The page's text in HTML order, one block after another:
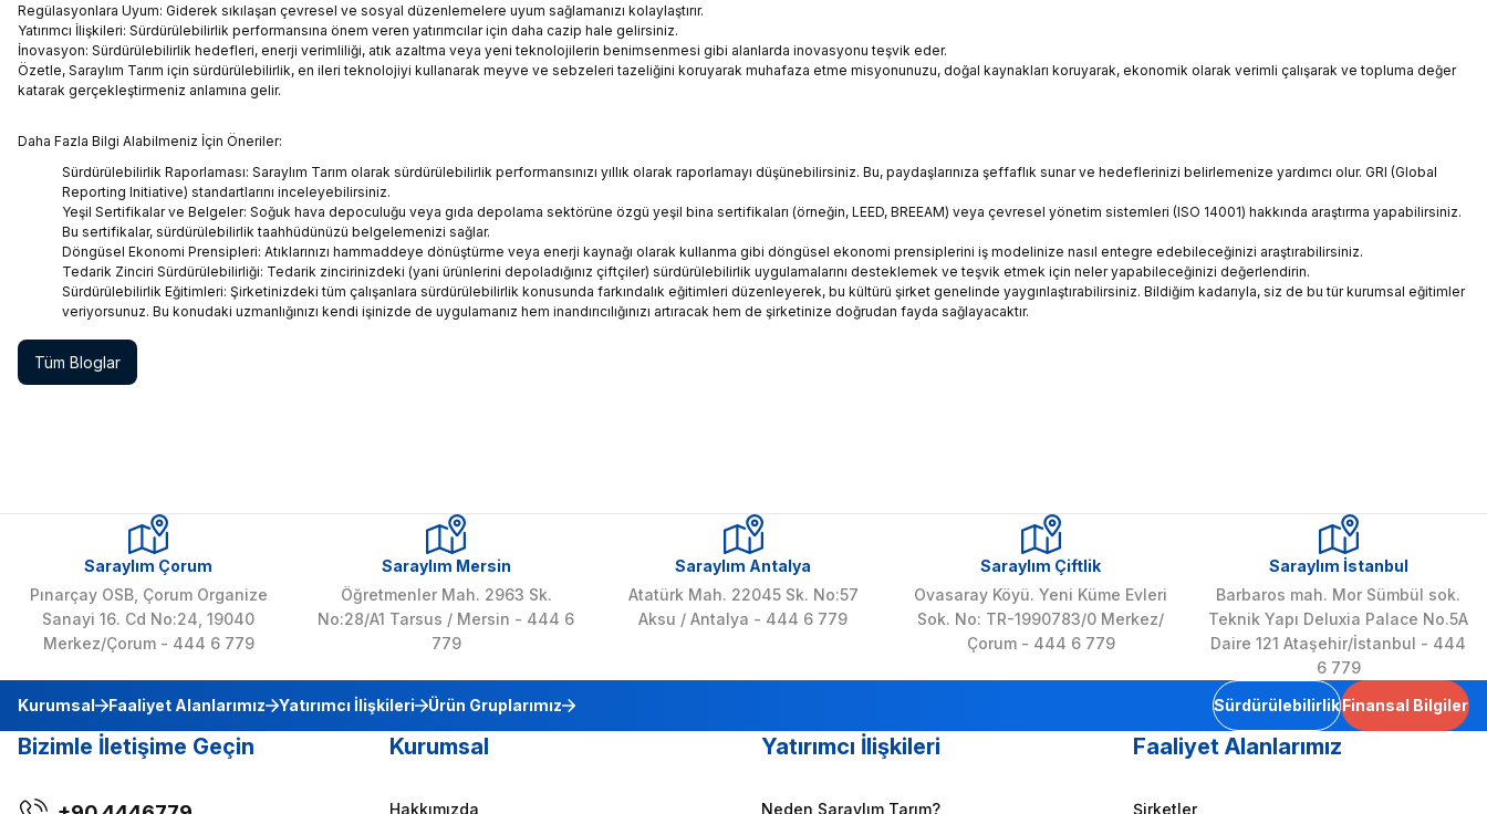
Regülasyonlara Uyum: Giderek sıkılaşan çevresel ve sosyal düzenlemelere uyum sağlamanızı kolaylaştırır.
Yatırımcı İlişkileri: Sürdürülebilirlik performansına önem veren yatırımcılar için daha cazip hale gelirsiniz.
İnovasyon: Sürdürülebilirlik hedefleri, enerji verimliliği, atık azaltma veya yeni teknolojilerin benimsenmesi gibi alanlarda inovasyonu teşvik eder.
Özetle, Saraylım Tarım için sürdürülebilirlik, en ileri teknolojiyi kullanarak meyve ve sebzeleri tazeliğini koruyarak muhafaza etme misyonunuzu, doğal kaynakları koruyarak, ekonomik olarak verimli çalışarak ve topluma değer
katarak gerçekleştirmeniz anlamına gelir.
Daha Fazla Bilgi Alabilmeniz İçin Öneriler:
Sürdürülebilirlik Raporlaması: Saraylım Tarım olarak sürdürülebilirlik performansınızı yıllık olarak raporlamayı düşünebilirsiniz. Bu, paydaşlarınıza şeffaflık sunar ve hedeflerinizi belirlemenize yardımcı olur. GRI (Global
Reporting Initiative) standartlarını inceleyebilirsiniz.
Yeşil Sertifikalar ve Belgeler: Soğuk hava depoculuğu veya gıda depolama sektörüne özgü yeşil bina sertifikaları (örneğin, LEED, BREEAM) veya çevresel yönetim sistemleri (ISO 14001) hakkında araştırma yapabilirsiniz.
Bu sertifikalar, sürdürülebilirlik taahhüdünüzü belgelemenizi sağlar.
Döngüsel Ekonomi Prensipleri: Atıklarınızı hammaddeye dönüştürme veya enerji kaynağı olarak kullanma gibi döngüsel ekonomi prensiplerini iş modelinize nasıl entegre edebileceğinizi araştırabilirsiniz.
Tedarik Zinciri Sürdürülebilirliği: Tedarik zincirinizdeki (yani ürünlerini depoladığınız çiftçiler) sürdürülebilirlik uygulamalarını desteklemek ve teşvik etmek için neler yapabileceğinizi değerlendirin.
Sürdürülebilirlik Eğitimleri: Şirketinizdeki tüm çalışanlara sürdürülebilirlik konusunda farkındalık eğitimleri düzenleyerek, bu kültürü şirket genelinde yaygınlaştırabilirsiniz. Bildiğim kadarıyla, siz de bu tür kurumsal eğitimler
veriyorsunuz. Bu konudaki uzmanlığınızı kendi işinizde de uygulamanız hem inandırıcılığınızı artıracak hem de şirketinize doğrudan fayda sağlayacaktır.
Tüm Bloglar
Saraylım Çorum
Pınarçay OSB, Çorum Organize
Sanayi 16. Cd No:24, 19040
Merkez/Çorum - 444 6 779
Saraylım Mersin
Öğretmenler Mah. 2963 Sk.
No:28/A1 Tarsus / Mersin - 444 6
779
Saraylım Antalya
Atatürk Mah. 22045 Sk. No:57
Aksu / Antalya - 444 6 779
Saraylım Çiftlik
Ovasaray Köyü. Yeni Küme Evleri
Sok. No: TR-1990783/0 Merkez/
Çorum - 444 6 779
Saraylım İstanbul
Barbaros mah. Mor Sümbül sok.
Teknik Yapı Deluxia Palace No.5A
Daire 121 Ataşehir/İstanbul - 444
6 779
Kurumsal
Faaliyet Alanlarımız Yatırımcı İlişkileri Ürün Gruplarımız SürdürülebilirlikFinansal Bilgiler
Bizimle İletişime Geçin Kurumsal
Hakkımızda
Yatırımcı İlişkileri
Neden Saraylım Tarım?
Faaliyet Alanlarımız
Şirketler